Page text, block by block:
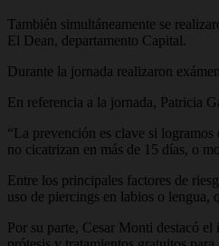
También simultáneamente se
El Dean, departamento Capital.
Durante la jornada realizaron
En referencia a la jornada, Patricia
“La prevención es clave si logramos
no cicatrizan en más de 15 días, o
Entre los principales factores de
uso de piercings en labios o lengua,
Por su parte, Cesar Monti destacó